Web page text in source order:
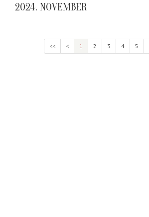
2024. NOVEMBER
<< < 1 2 3 4 5